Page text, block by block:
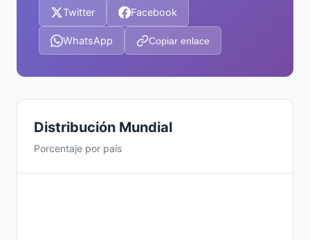
Twitter Facebook
WhatsApp Copiar enlace
Distribución Mundial
Porcentaje por país